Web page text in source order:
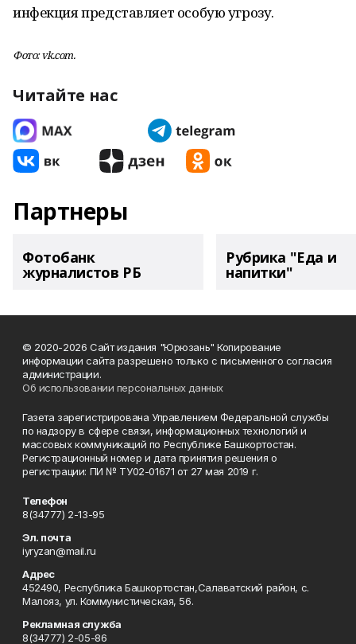
инфекция представляет особую угрозу.
Фото: vk.com.
Читайте нас
Партнеры
Фотобанк
журналистов РБ
Рубрика "Еда и
напитки"
© 2020-2026 Сайт издания "Юрюзань" Копирование
информации сайта разрешено только с письменного согласия
администрации.
Об использовании персональных данных
Газета зарегистрирована Управлением Федеральной службы
по надзору в сфере связи, информационных технологий и
массовых коммуникаций по Республике Башкортостан.
Регистрационный номер и дата принятия решения о
регистрации: ПИ № ТУ02-01671 от 27 мая 2019 г.
Телефон
8(34777) 2-13-95
Эл. почта
iyryzan@mail.ru
Адрес
452490, Республика Башкортостан,Салаватский район, с.
Малояз, ул. Коммунистическая, 56.
Рекламная служба
8(34777) 2-05-86